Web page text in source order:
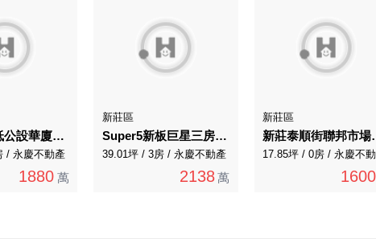
迴龍站❤️‍🔥低公設華廈❤️‍🔥邊間三房
/ 永慶不動產
1880 萬
新莊區
Super5新板巨星三房車．獨家專任．高樓層景觀
39.01坪 / 3房 / 永慶不動產
2138 萬
新莊區
新莊泰順
17.85坪 / 0房 / 永慶不
1600